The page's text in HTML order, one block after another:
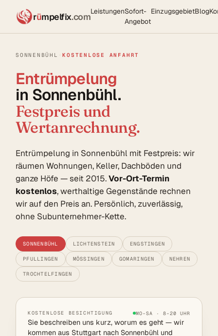
rümpelfix.comLeistungenSofort-
Angebot
EinzugsgebietBlog
SONNENBÜHL ·KOSTENLOSE ANFAHRT
Entrümpelung
in Sonnenbühl.
Festpreis und
Wertanrechnung.
Entrümpelung in Sonnenbühl mit Festpreis: wir
räumen Wohnungen, Keller, Dachböden und
ganze Höfe — seit 2015.Vor-Ort-Termin
kostenlos, werthaltige Gegenstände rechnen
wir auf den Preis an. Persönlich, zuverlässig,
ohne Subunternehmer-Kette.
SONNENBÜHL LICHTENSTEIN ENGSTINGEN
PFULLINGEN MÖSSINGEN GOMARINGEN NEHREN
TROCHTELFINGEN
KOSTENLOSE BESICHTIGUNG MO–SA · 8–20 UHR
Sie beschreiben uns kurz, worum es geht — wir
kommen aus Stuttgart nach Sonnenbühl und